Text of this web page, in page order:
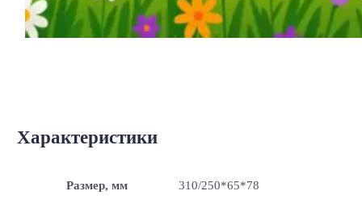
Характеристики
Размер, мм 310/250*65*78